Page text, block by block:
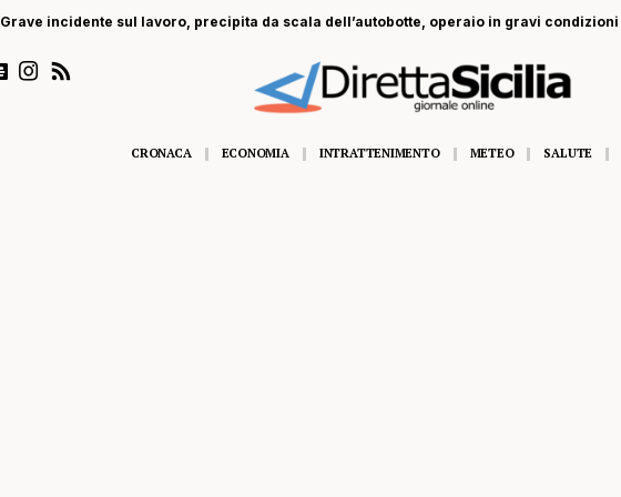
Grave incidente sul lavoro, precipita da scala dell’autobotte, operaio in gravi condizioni
CRONACA ECONOMIA INTRATTENIMENTO METEO SALUTE